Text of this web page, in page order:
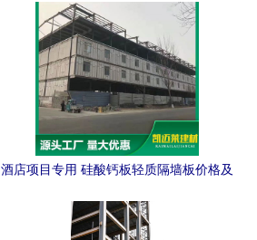
酒店项目专用 硅酸钙板轻质隔墙板价格及